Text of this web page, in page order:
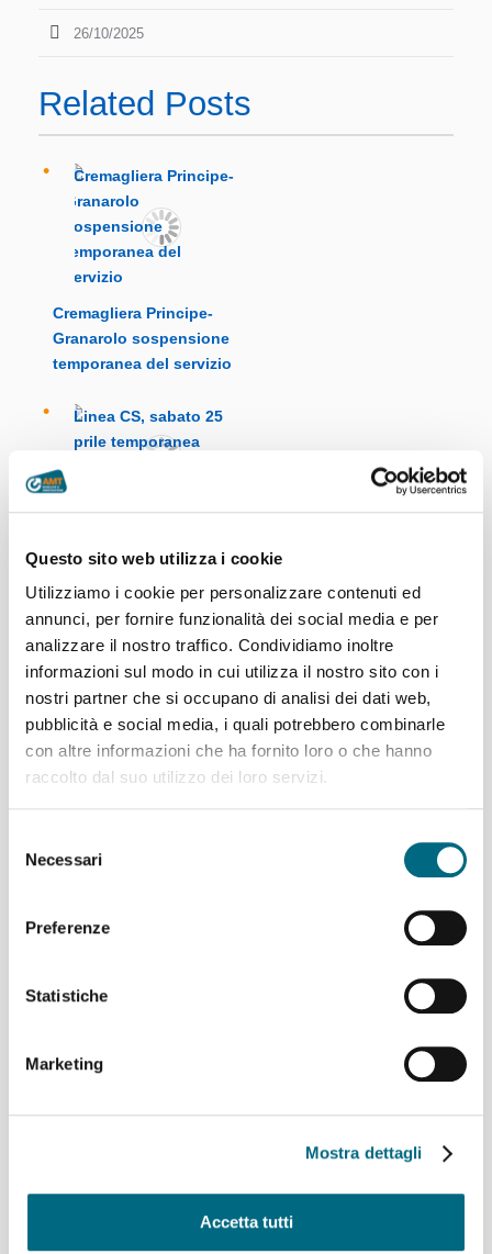
Questo sito web utilizza i cookie
Utilizziamo i cookie per personalizzare contenuti ed
annunci, per fornire funzionalità dei social media e per
analizzare il nostro traffico. Condividiamo inoltre
informazioni sul modo in cui utilizza il nostro sito con i
nostri partner che si occupano di analisi dei dati web,
pubblicità e social media, i quali potrebbero combinarle
con altre informazioni che ha fornito loro o che hanno
raccolto dal suo utilizzo dei loro servizi.
delNecessari
Preferenze
Statistiche
Marketing
Mostra dettagli
Accetta tutti
26/10/2025
Related Posts
Cremagliera Principe-
Granarolo sospensione
temporanea del servizio
temporanea sospensione
Linea CS, martedì 10
febbraio temporanea
limitazione di percorso